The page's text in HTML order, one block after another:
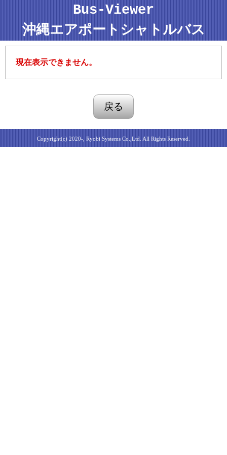
Bus-Viewer
沖縄エアポートシャトルバス
現在表示できません。
Copyright(c) 2020-, Ryobi Systems Co.,Ltd. All Rights Reserved.